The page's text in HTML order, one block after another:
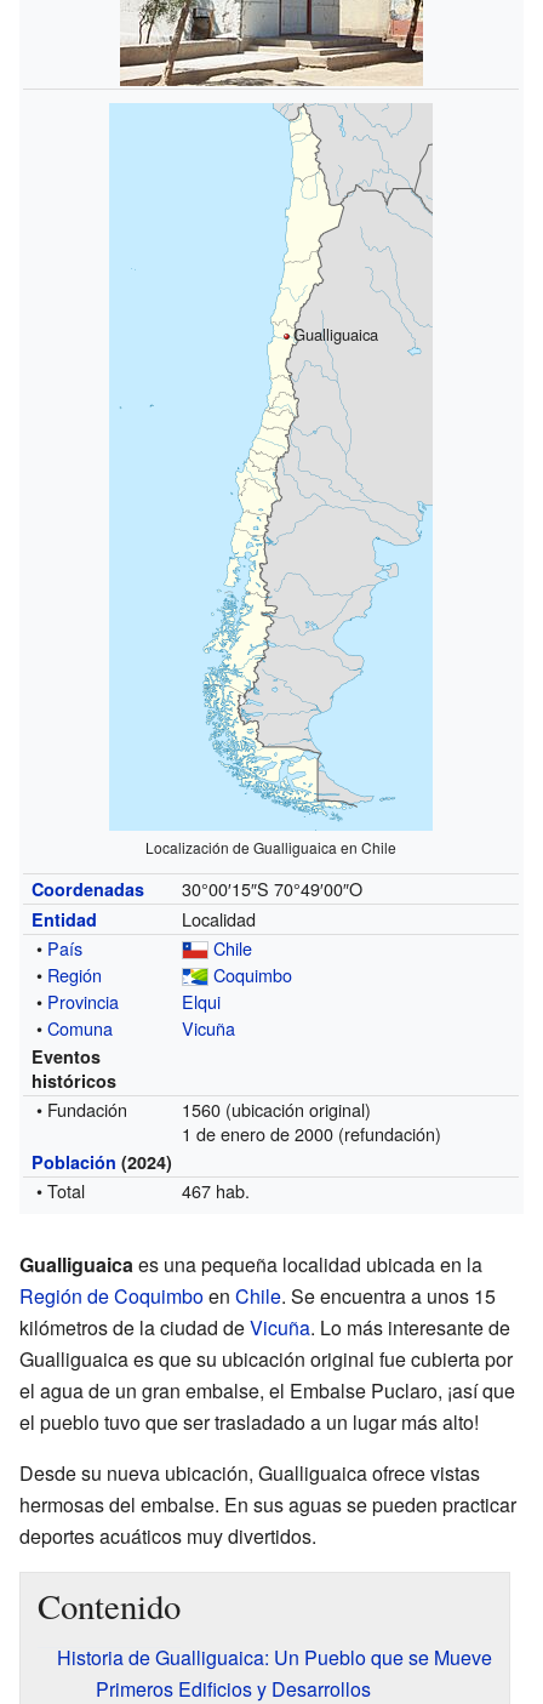
Gualliguaica
Localización de Gualliguaica en Chile
Coordenadas 30°00′15″S 70°49′00″O
Entidad
Localidad
• País
Chile
• Región
Coquimbo
• Provincia
Elqui
•Comuna Vicuña
Eventos
históricos
• Fundación 1560 (ubicación original)
1 de enero de 2000 (refundación)
Población (2024)
• Total 467 hab.
Gualliguaicaes una pequeña localidad ubicada en la
Región de Coquimboen Chile. Se encuentra a unos 15
kilómetros de la ciudad deVicuña. Lo más interesante de
Gualliguaica es que su ubicación original fue cubierta por
el agua de un gran embalse, el Embalse Puclaro, ¡así que
el pueblo tuvo que ser trasladado a un lugar más alto!
Desde su nueva ubicación, Gualliguaica ofrece vistas
hermosas del embalse. En sus aguas se pueden practicar
deportes acuáticos muy divertidos.
Contenido
Historia de Gualliguaica: Un Pueblo que se Mueve
Primeros Edificios y Desarrollos